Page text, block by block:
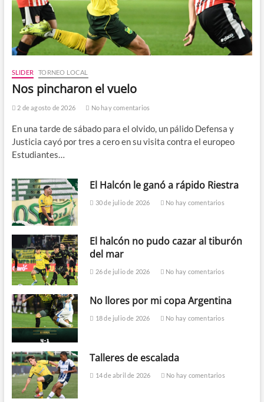
SLIDER TORNEO LOCAL
Nos pincharon el vuelo
2 de agosto de 2026 No hay comentarios
En una tarde de sábado para el olvido, un pálido Defensa y
Justicia cayó por tres a cero en su visita contra el europeo
Estudiantes…
El Halcón le ganó a rápido Riestra
30 de julio de 2026 No hay comentarios
El halcón no pudo cazar al tiburón
del mar
26 de julio de 2026 No hay comentarios
No llores por mi copa Argentina
18 de julio de 2026 No hay comentarios
Talleres de escalada
14 de abril de 2026 No hay comentarios